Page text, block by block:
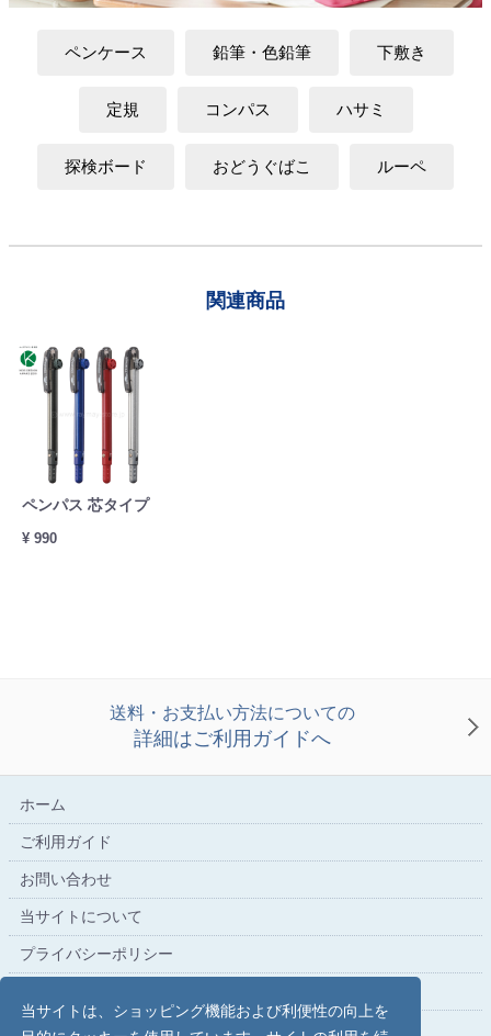
当サイトは、ショッピング機能および利便性の向上を
ペンケース 鉛筆・色鉛筆 下敷き
定規 コンパス ハサミ
探検ボード おどうぐばこ ルーペ
関連商品
ペンパス 芯タイプ
¥ 990
送料・お支払い方法についての
詳細はご利用ガイドへ
ホーム
ご利用ガイド
お問い合わせ
当サイトについて
プライバシーポリシー